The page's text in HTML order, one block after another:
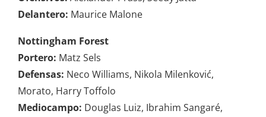
Delantero: Maurice Malone
Nottingham Forest
Portero: Matz Sels
Defensas: Neco Williams, Nikola Milenković,
Morato, Harry Toffolo
Mediocampo: Douglas Luiz, Ibrahim Sangaré,